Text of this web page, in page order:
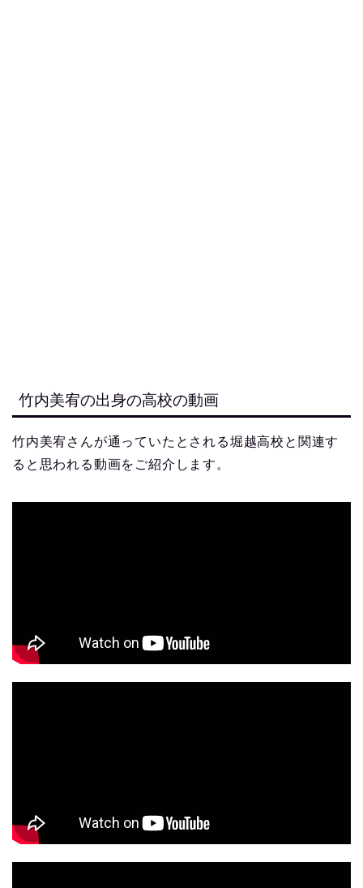
竹内美宥の出身の高校の動画
竹内美宥さんが通っていたとされる堀越高校と関連す
ると思われる動画をご紹介します。